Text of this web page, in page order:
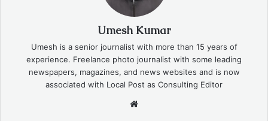
Umesh Kumar
Umesh is a senior journalist with more than 15 years of
experience. Freelance photo journalist with some leading
newspapers, magazines, and news websites and is now
associated with Local Post as Consulting Editor